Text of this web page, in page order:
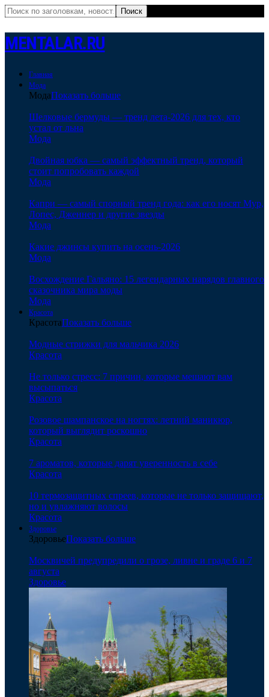
MENTALAR.RU
Главная
Мода
МодаПоказать больше
Шелковые бермуды — тренд лета-2026 для тех, кто
устал от льна
Мода
Двойная юбка — самый эффектный тренд, который
стоит попробовать каждой
Мода
Капри — самый спорный тренд года: как его носят Мур,
Лопес, Дженнер и другие звезды
Мода
Какие джинсы купить на осень-2026
Мода
Восхождение Гальяно: 15 легендарных нарядов главного
сказочника мира моды
Мода
Красота
КрасотаПоказать больше
Модные стрижки для мальчика 2026
Красота
Не только стресс: 7 причин, которые мешают вам
высыпаться
Красота
Розовое шампанское на ногтях: летний маникюр,
который выглядит роскошно
Красота
7 ароматов, которые дарят уверенность в себе
Красота
10 термозащитных спреев, которые не только защищают,
но и увлажняют волосы
Красота
Здоровье
ЗдоровьеПоказать больше
Москвичей предупредили о грозе, ливне и граде 6 и 7
августа
Здоровье